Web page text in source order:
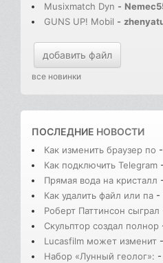
Musixmatch Dyn -
GUNS UP! Mobil -
добавить файл
все новинки
ПОСЛЕДНИЕ НОВОСТИ
Как изменить браузер по
Как подключить Telegram
Прямая вода на кристалл
Как удалить файл или па -
Роберт Паттинсон сыграл
Скульптор создал полнор
Lucasfilm может изменит
Набор «Лунный геолог»: -